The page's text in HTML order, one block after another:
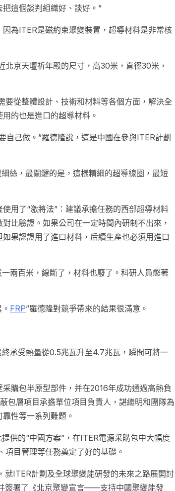
這個談判組織好、談好。”
為ITER是磁約束聚變裝置，超導材料是非常核
京天壇祈年殿的尺寸，高30米，直徑30米，
從整體設計、技術和材料等各個方面，解決全
的也是進口的超導材料。
己做。”羅德隆說，這是中國在參與ITER計劃
絲，最關鍵的是，這樣精細的超導線圈，最短
用了“激將法”：建議承擔任務的西部超導材料
比驗證。如果公司在一定時間內研制不出來，
果認證用了進口材料，后續生產也必須用進口
兩百米，線斷了，材料也廢了。科研人員憋著
FRP”羅德隆對競爭帶來的結果很滿意。
承受熱量從0.5兆瓦升至4.7兆瓦，瞬間可將一
購包半原型部件，并在2016年成功通過高熱負
包層項目承擔單位項目負責人，諶繼明和團隊為
性等一系列難題。
供的“中國方案”，在ITER電源采購包中大幅度
目管理等任務奠定了好的基礎。
就ITER計劃及全球聚變能研發的未來之路展開討
簽署了《北京聚變宣言——支持中國聚變能發